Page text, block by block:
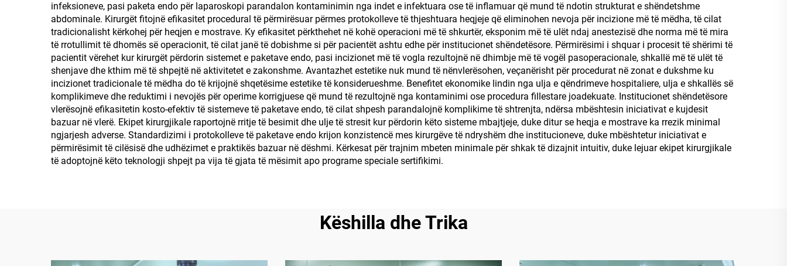
infeksioneve, pasi paketa endo për laparoskopi parandalon kontaminimin nga indet e infektuara ose të inflamuar që mund të ndotin strukturat e shëndetshme
abdominale. Kirurgët fitojnë efikasitet procedural të përmirësuar përmes protokolleve të thjeshtuara heqjeje që eliminohen nevoja për incizione më të mëdha, të cilat
tradicionalisht kërkohej për heqjen e mostrave. Ky efikasitet përkthehet në kohë operacioni më të shkurtër, eksponim më të ulët ndaj anestezisë dhe norma më të mira
të rrotullimit të dhomës së operacionit, të cilat janë të dobishme si për pacientët ashtu edhe për institucionet shëndetësore. Përmirësimi i shquar i procesit të shërimi të
pacientit vërehet kur kirurgët përdorin sistemet e paketave endo, pasi incizionet më të vogla rezultojnë në dhimbje më të vogël pasoperacionale, shkallë më të ulët të
shenjave dhe kthim më të shpejtë në aktivitetet e zakonshme. Avantazhet estetike nuk mund të nënvlerësohen, veçanërisht për procedurat në zonat e dukshme ku
incizionet tradicionale të mëdha do të krijojnë shqetësime estetike të konsiderueshme. Benefitet ekonomike lindin nga ulja e qëndrimeve hospitaliere, ulja e shkallës së
komplikimeve dhe reduktimi i nevojës për operime korrigjuese që mund të rezultojnë nga kontaminimi ose procedura fillestare joadekuate. Institucionet shëndetësore
vlerësojnë efikasitetin kosto-efektiv të sistemeve të paketave endo, të cilat shpesh parandalojnë komplikime të shtrenjta, ndërsa mbështesin iniciativat e kujdesit
bazuar në vlerë. Ekipet kirurgjikale raportojnë rritje të besimit dhe ulje të stresit kur përdorin këto sisteme mbajtjeje, duke ditur se heqja e mostrave ka rrezik minimal
ngjarjesh adverse. Standardizimi i protokolleve të paketave endo krijon konzistencë mes kirurgëve të ndryshëm dhe institucioneve, duke mbështetur iniciativat e
përmirësimit të cilësisë dhe udhëzimet e praktikës bazuar në dëshmi. Kërkesat për trajnim mbeten minimale për shkak të dizajnit intuitiv, duke lejuar ekipet kirurgjikale
të adoptojnë këto teknologji shpejt pa vija të gjata të mësimit apo programe speciale sertifikimi.
Këshilla dhe Trika